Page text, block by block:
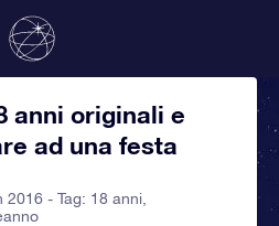
anni originali e
ad una festa
2016 - Tag: 18 anni,